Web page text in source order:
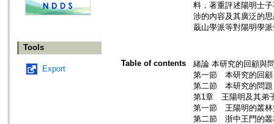
Tools
Export
料，著重評述陽明士
涉的內容及其廣泛的
蕺山學派等對陽明學
Table of contents
緒論 本研究的回顧與
第一節 本研究的回顧
第二節 本研究的問題
第1章 王陽明及其弟
第一節 王陽明的叢林
第二節 浙中王門的叢